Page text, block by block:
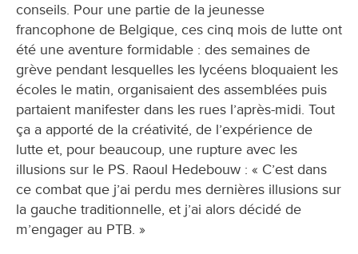
conseils. Pour une partie de la jeunesse
francophone de Belgique, ces cinq mois de lutte ont
été une aventure formidable : des semaines de
grève pendant lesquelles les lycéens bloquaient les
écoles le matin, organisaient des assemblées puis
partaient manifester dans les rues l’après-midi. Tout
ça a apporté de la créativité, de l’expérience de
lutte et, pour beaucoup, une rupture avec les
illusions sur le PS. Raoul Hedebouw : « C’est dans
ce combat que j’ai perdu mes dernières illusions sur
la gauche traditionnelle, et j’ai alors décidé de
m’engager au PTB. »